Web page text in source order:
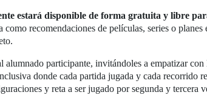
estará disponible de forma gratuita y libre
recomendaciones de películas, series o
participante, invitándoles a empatizar con
donde cada partida jugada y cada recorrido
y reta a ser jugado por segunda y tercera